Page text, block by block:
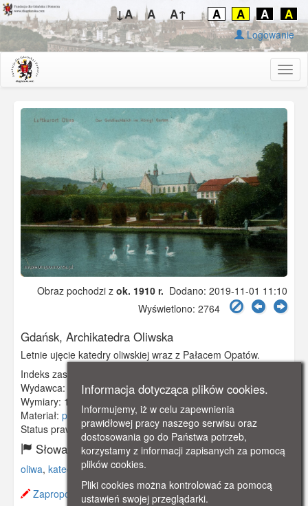
↓A A A↑ A A A A
Logowanie
Obraz pochodzi z ok. 1910 r. Dodano: 2019-11-01 11:10
Wyświetlono: 2764
Gdańsk, Archikatedra Oliwska
Letnie ujęcie katedry oliwskiej wraz z Pałacem Opatów.
Indeks zasobu:
Wydawca:
Knackstedt & Nather Lichtdruck, Hamburg
Wymiary: 138 x 86 mm
Materiał: pocztówka
Status prawny:Użycie Niekomercyjne
Słowa kluczowe:
oliwa, katedra ,staw,park,
Zaproponuj zmianę opisu.
Informacja dotycząca plików cookies.
Informujemy, iż w celu zapewnienia
prawidłowej pracy naszego serwisu oraz
dostosowania go do Państwa potrzeb,
korzystamy z informacji zapisanych za pomocą
plików cookies.
Pliki cookies można kontrolować za pomocą
ustawień swojej przeglądarki.